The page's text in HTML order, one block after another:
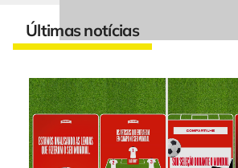
Últimas notícias